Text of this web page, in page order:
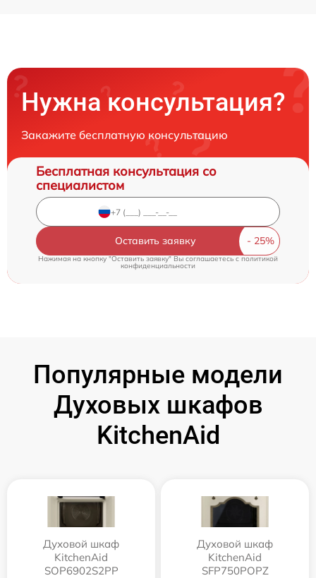
Нужна консультация?
Закажите бесплатную консультацию
Бесплатная консультация со
специалистом
Оставить заявку
Нажимая на кнопку "Оставить заявку" Вы соглашаетесь cполитикой
конфиденциальности
Популярные модели
Духовых шкафов
KitchenAid
Духовой шкаф
KitchenAid
SOP6902S2PP
Духовой шкаф
KitchenAid
SFP750POPZ